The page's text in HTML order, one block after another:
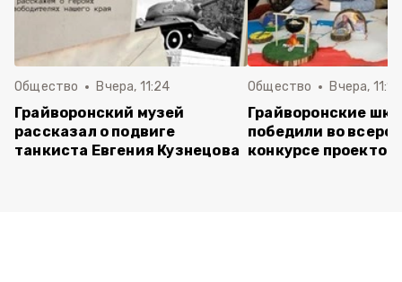
Общество Вчера, 11:24
Грайворонский музей
рассказал о подвиге
танкиста Евгения Кузнецова
Общество Вчера, 11:16
Грайворонские
победили во
конкурсе проектов